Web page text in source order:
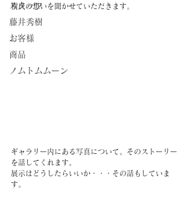
スタッフ
藤井秀樹
お客様
商品
ノムトムムーン
樹氏の想いを聞かせていただきます。
ギャラリー内にある写真について。そのストーリー
を話してくれます。
展示はどうしたらいいか・・・その話もしていま
す。